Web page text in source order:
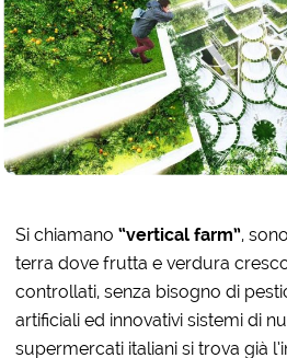
Si chiamano “vertical farm”,
terra dove frutta e verdura
controllati, senza bisogno di
artificiali ed innovativi sistemi di
supermercati italiani si trova già